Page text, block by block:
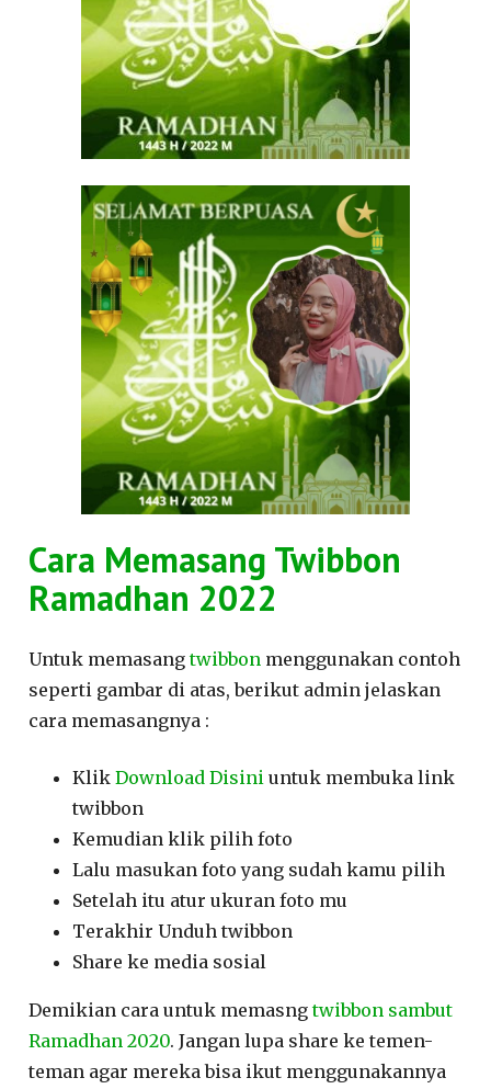
Cara Memasang Twibbon
Ramadhan 2022
Untuk memasangtwibbon menggunakan contoh
seperti gambar di atas, berikut admin jelaskan
cara memasangnya :
KlikDownload Disini untuk membuka link
twibbon
Kemudian klik pilih foto
Lalu masukan foto yang sudah kamu pilih
Setelah itu atur ukuran foto mu
Terakhir Unduh twibbon
Share ke media sosial
Demikian cara untuk memasngtwibbon sambut
Ramadhan 2020. Jangan lupa share ke temen-
teman agar mereka bisa ikut menggunakannya